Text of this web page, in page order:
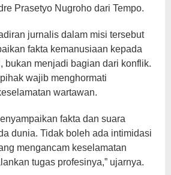
Prasetyo Nugroho dari Tempo.
jurnalis dalam misi tersebut
fakta kemanusiaan kepada
bukan menjadi bagian dari konflik.
wajib menghormati
wartawan.
fakta dan suara
dunia. Tidak boleh ada intimidasi
mengancam keselamatan
tugas profesinya,” ujarnya.